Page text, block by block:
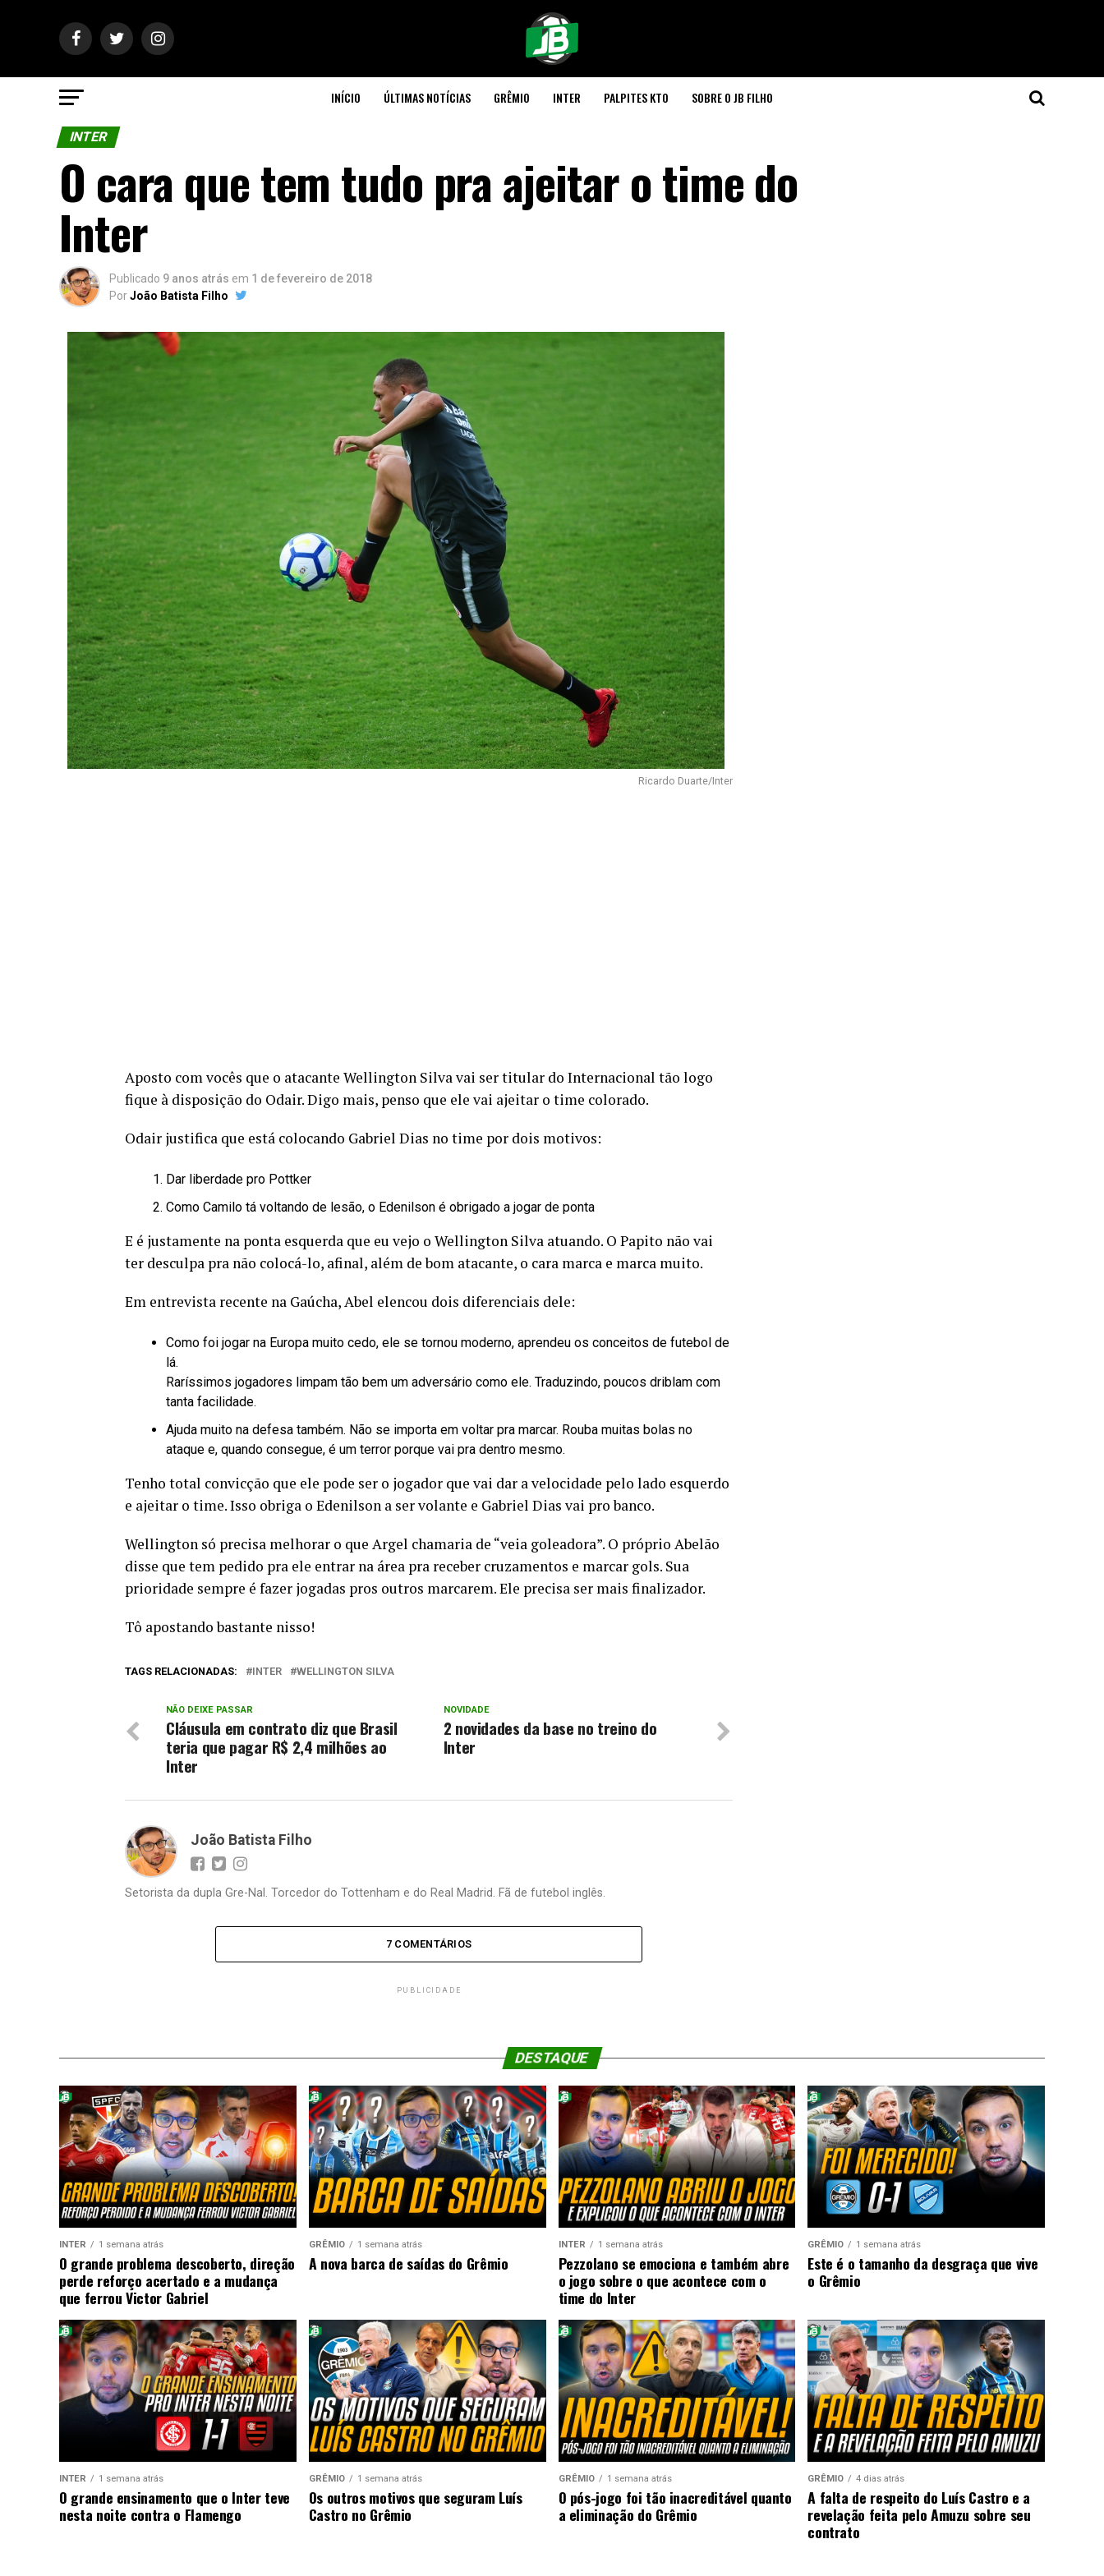
INÍCIO ÚLTIMAS NOTÍCIAS GRÊMIO INTER PALPITES KTO SOBRE O JB FILHO
INTER
O cara que tem tudo pra ajeitar o time do
Inter
Publicado 9 anos atrás em 1 de fevereiro de 2018
PorJoão Batista Filho
Ricardo Duarte/Inter
Aposto com vocês que o atacante Wellington Silva vai ser titular do Internacional tão logo
fique à disposição do Odair. Digo mais, penso que ele vai ajeitar o time colorado.
Odair justifica que está colocando Gabriel Dias no time por dois motivos:
Dar liberdade pro Pottker
Como Camilo tá voltando de lesão, o Edenilson é obrigado a jogar de ponta
E é justamente na ponta esquerda que eu vejo o Wellington Silva atuando. O Papito não vai
ter desculpa pra não colocá-lo, afinal, além de bom atacante, o cara marca e marca muito.
Em entrevista recente na Gaúcha, Abel elencou dois diferenciais dele:
Como foi jogar na Europa muito cedo, ele se tornou moderno, aprendeu os conceitos de futebol de
lá.
Raríssimos jogadores limpam tão bem um adversário como ele. Traduzindo, poucos driblam com
tanta facilidade.
Ajuda muito na defesa também. Não se importa em voltar pra marcar. Rouba muitas bolas no
ataque e, quando consegue, é um terror porque vai pra dentro mesmo.
Tenho total convicção que ele pode ser o jogador que vai dar a velocidade pelo lado esquerdo
e ajeitar o time. Isso obriga o Edenilson a ser volante e Gabriel Dias vai pro banco.
Wellington só precisa melhorar o que Argel chamaria de “veia goleadora”. O próprio Abelão
disse que tem pedido pra ele entrar na área pra receber cruzamentos e marcar gols. Sua
prioridade sempre é fazer jogadas pros outros marcarem. Ele precisa ser mais finalizador.
Tô apostando bastante nisso!
TAGS RELACIONADAS: INTER WELLINGTON SILVA
NOVIDADE
2 novidades da base no treino do
Inter
NÃO DEIXE PASSAR
Cláusula em contrato diz que Brasil
teria que pagar R$ 2,4 milhões ao
Inter
João Batista Filho
Setorista da dupla Gre-Nal. Torcedor do Tottenham e do Real Madrid. Fã de futebol inglês.
7 COMENTÁRIOS
PUBLICIDADE
DESTAQUE
INTER 1 semana atrás
O grande problema descoberto, direção
perde reforço acertado e a mudança
que ferrou Victor Gabriel
GRÊMIO 1 semana atrás
A nova barca de saídas do Grêmio
INTER 1 semana atrás
Pezzolano se emociona e também abre
o jogo sobre o que acontece com o
time do Inter
GRÊMIO 1 semana atrás
Este é o tamanho da desgraça que vive
o Grêmio
INTER 1 semana atrás
O grande ensinamento que o Inter teve
nesta noite contra o Flamengo
GRÊMIO 1 semana atrás
Os outros motivos que seguram Luís
Castro no Grêmio
GRÊMIO 1 semana atrás
O pós-jogo foi tão inacreditável quanto
a eliminação do Grêmio
GRÊMIO 4 dias atrás
A falta de respeito do Luís Castro e a
revelação feita pelo Amuzu sobre seu
contrato